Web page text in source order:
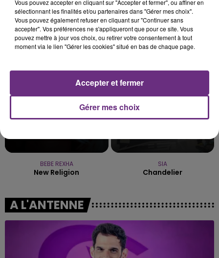
rémois. Le magasin JouéClub est contraint de
fermer ses portes.
TITRES DIFFUSÉS
BEBE REXHA
New Religion
SIA
Chandelier
A L'ANTENNE
Vous pouvez accepter en cliquant sur "Accepter et fermer", ou affiner en
sélectionnant les finalités et/ou partenaires dans "Gérer mes choix".
Vous pouvez également refuser en cliquant sur "Continuer sans
accepter". Vos préférences ne s'appliqueront que pour ce site. Vous
pouvez mettre à jour vos choix, ou retirer votre consentement à tout
moment via le lien "Gérer les cookies" situé en bas de chaque page.
Gérer mes choix
Accepter et fermer